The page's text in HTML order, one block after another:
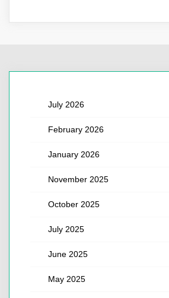
July 2026
February 2026
January 2026
November 2025
October 2025
July 2025
June 2025
May 2025